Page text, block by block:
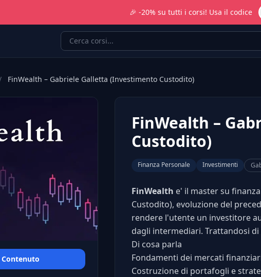
🎉 -20% su tutti i corsi! Usa il codice
FinWealth – Gabriele Galletta (Investimento Custodito)
FinWealth –
Custodito)
Finanza Personale Investimenti
FinWealth e' il master su
Custodito), evoluzione del
rendere l'utente un investitore
dagli intermediari. Trattandosi
Di cosa parla
Fondamenti dei mercati
Costruzione di portafogli e